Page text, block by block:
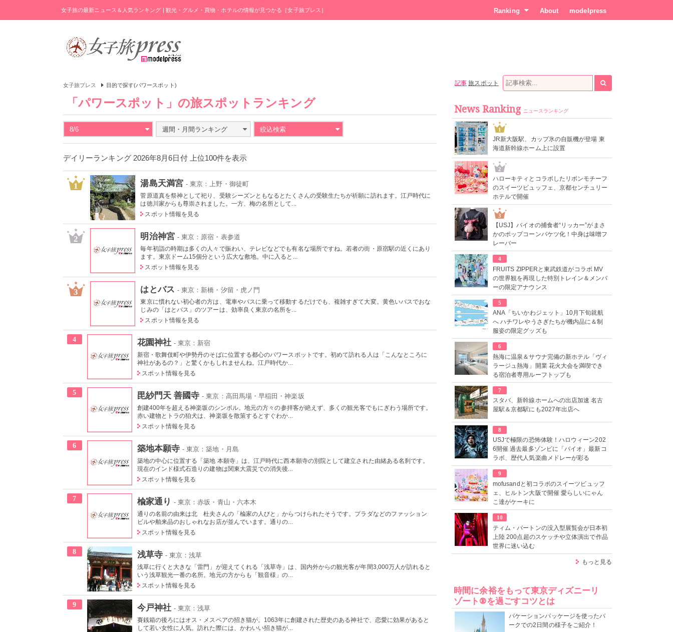
女子旅の最新ニュース＆人気ランキング | 観光・グルメ・買物・ホテルの情報が見つかる［女子旅プレス］ Ranking About modelpress
女子旅プレス 目的で探す(パワースポット)
「パワースポット」の旅スポットランキング
8/6 週間・月間ランキング 絞込検索
デイリーランキング 2026年8月6日付 上位100件を表示
1 湯島天満宮 - 東京：上野・御徒町
菅原道真を祭神として祀り、受験シーズンともなるとたくさんの受験生たちが祈願に訪れます。江戸時代に
は徳川家からも尊崇されました。一方、梅の名所として...
スポット情報を見る
2 明治神宮 - 東京：原宿・表参道
毎年初詣の時期は多くの人々で賑わい、テレビなどでも有名な場所ですね。若者の街・原宿駅の近くにあり
ます。東京ドーム15個分という広大な敷地。中に入ると...
スポット情報を見る
3 はとバス - 東京：新橋・汐留・虎ノ門
東京に慣れない初心者の方は、電車やバスに乗って移動するだけでも、複雑すぎて大変。黄色いバスでおな
じみの「はとバス」のツアーは、効率良く東京の名所を...
スポット情報を見る
4 花園神社 - 東京：新宿
新宿・歌舞伎町や伊勢丹のそばに位置する都心のパワースポットです。初めて訪れる人は「こんなところに
神社があるの？」と驚くかもしれませんね。江戸時代か...
スポット情報を見る
5 毘紗門天 善國寺 - 東京：高田馬場・早稲田・神楽坂
創建400年を超える神楽坂のシンボル。地元の方々の参拝客が絶えず、多くの観光客でもにぎわう場所です。
赤い建物とトラの狛犬は、神楽坂を散策するとすぐわか...
スポット情報を見る
6 築地本願寺 - 東京：築地・月島
築地の中心に位置する「築地 本願寺」は、江戸時代に西本願寺の別院として建立された由緒ある名刹です。
現在のインド様式石造りの建物は関東大震災での消失後...
スポット情報を見る
7 楡家通り - 東京：赤坂・青山・六本木
通りの名前の由来は北 杜夫さんの「楡家の人びと」からつけられたそうです。プラダなどのファッション
ビルや舶来品のおしゃれなお店が並んでいます。通りの...
スポット情報を見る
8 浅草寺 - 東京：浅草
浅草に行くと大きな「雷門」が迎えてくれる「浅草寺」は、国内外からの観光客が年間3,000万人が訪れると
いう浅草観光一番の名所。地元の方からも「観音様」の...
スポット情報を見る
9 今戸神社 - 東京：浅草
賽銭箱の後ろにはオス・メスペアの招き猫が。1063年に創建された歴史のある神社で、恋愛に効果があると
して若い女性に人気。訪れた際には、かわいい招き猫が...
記事 旅スポット
News Ranking ニュースランキング
1
JR新大阪駅、カップ氷の自販機が登場 東
海道新幹線ホーム上に設置
2
ハローキティとコラボしたリボンモチーフ
のスイーツビュッフェ、京都センチュリー
ホテルで開催
3
【USJ】バイオの捕食者“リッカー”がまさ
かのポップコーンバケツ化！中身は味噌フ
レーバー
4
FRUITS ZIPPERと東武鉄道がコラボ MV
の世界観を再現した特別トレイン＆メンバ
ーの限定アナウンス
5
ANA「ちいかわジェット」10月下旬就航
へ ハチワレやうさぎたちが機内品に＆制
服姿の限定グッズも
6
熱海に温泉＆サウナ完備の新ホテル「ヴィ
ラージュ熱海」開業 花火大会を満喫でき
る宿泊者専用ルーフトップも
7
スタバ、新幹線ホームへの出店加速 名古
屋駅＆京都駅にも2027年出店へ
8
USJで極限の恐怖体験！ハロウィーン202
6開催 過去最多ゾンビに「バイオ」最新コ
ラボ、歴代人気楽曲メドレーが彩る
9
mofusandと初コラボのスイーツビュッフ
ェ、ヒルトン大阪で開催 愛らしいにゃん
こ達がケーキに
10
ティム・バートンの没入型展覧会が日本初
上陸 200点超のスケッチや立体演出で作品
世界に迷い込む
もっと見る
時間に余裕をもって東京ディズニーリ
ゾート®を過ごすコツとは
バケーションパッケージを使ったパ
ークでの2日間の様子をご紹介！